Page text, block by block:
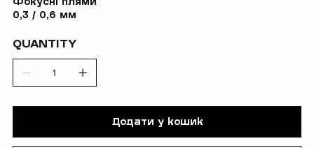
0,3 / 0,6 мм
QUANTITY
Додати у кошик